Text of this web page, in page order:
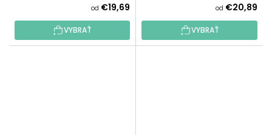
od €19,69
VYBRAŤ
od €20,89
VYBRAŤ